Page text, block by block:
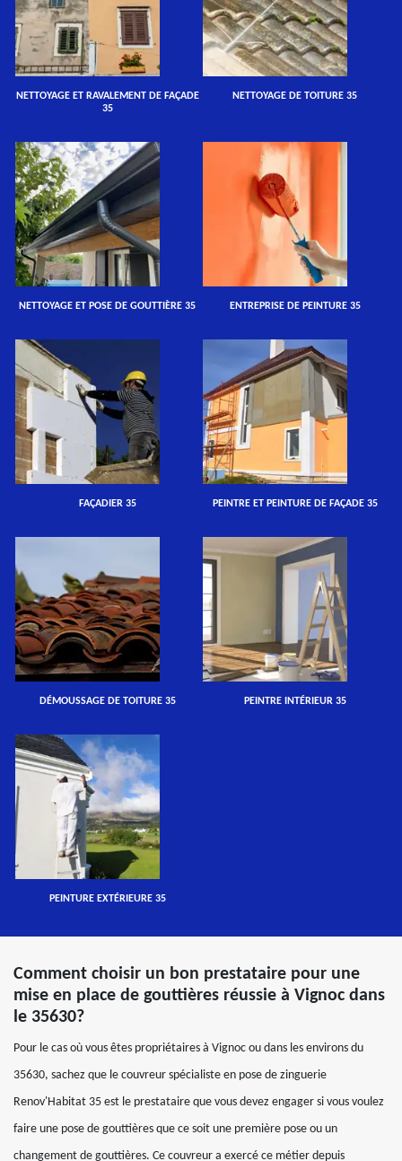
NETTOYAGE ET RAVALEMENT DE FAÇADE
35
NETTOYAGE DE TOITURE 35
NETTOYAGE ET POSE DE GOUTTIÈRE 35 ENTREPRISE DE PEINTURE 35
FAÇADIER 35 PEINTRE ET PEINTURE DE FAÇADE 35
DÉMOUSSAGE DE TOITURE 35 PEINTRE INTÉRIEUR 35
PEINTURE EXTÉRIEURE 35
Comment choisir un bon prestataire pour une
mise en place de gouttières réussie à Vignoc dans
le 35630?
Pour le cas où vous êtes propriétaires à Vignoc ou dans les environs du
35630, sachez que le couvreur spécialiste en pose de zinguerie
Renov'Habitat 35 est le prestataire que vous devez engager si vous voulez
faire une pose de gouttières que ce soit une première pose ou un
changement de gouttières. Ce couvreur a exercé ce métier depuis